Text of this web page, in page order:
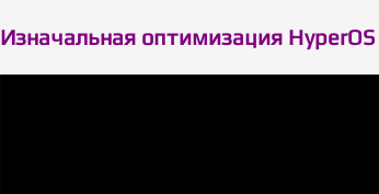
Изначальная оптимизация